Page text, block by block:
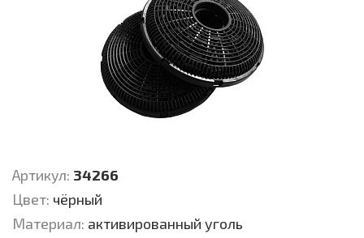
Артикул: 34266
Цвет: чёрный
Материал: активированный уголь